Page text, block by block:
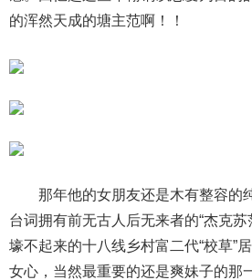
的浑然天成的塘主范啊！！
那年他的女朋友还是木有整容的
台词拥有前无古人后无来者的“杰克苏
壕不起来的十八线乡村富二代“校草”
女心，当然最重要的还是爽妹子的那